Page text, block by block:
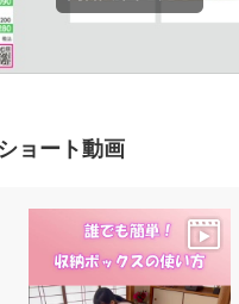
商品動画を見る
ョート動画